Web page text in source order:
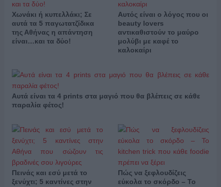
Χωνάκι ή κυπελλάκι; Σε
αυτά τα 5 παγωτατζίδικα
της Αθήνας η απάντηση
είναι…και τα δύο!
Αυτός είναι ο λόγος που οι
beauty lovers
αντικαθιστούν το μαύρο
μολύβι με καφέ το
καλοκαίρι
Αυτά είναι τα 4 prints στα μαγιό που θα βλέπεις σε κάθε
παραλία φέτος!
Πεινάς και εσύ μετά το
ξενύχτι; 5 καντίνες στην
Πώς να ξεφλουδίζεις
εύκολα το σκόρδο – Το